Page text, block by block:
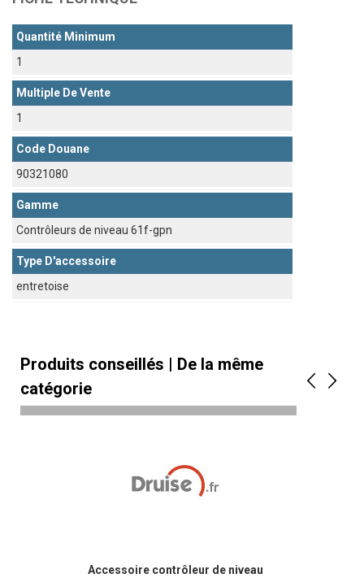
Quantité Minimum
1
Multiple De Vente
1
Code Douane
90321080
Gamme
Contrôleurs de niveau 61f-gpn
Type D'accessoire
entretoise
Produits conseillés | De la même
catégorie
Accessoire contrôleur de niveau